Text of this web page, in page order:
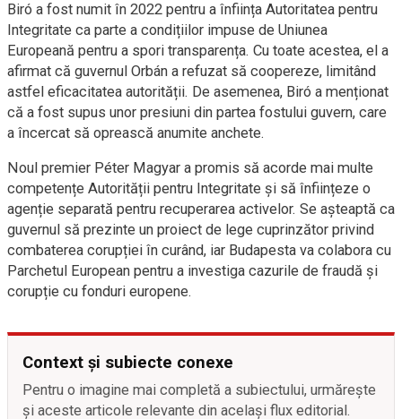
Biró a fost numit în 2022 pentru a înființa Autoritatea pentru
Integritate ca parte a condițiilor impuse de Uniunea
Europeană pentru a spori transparența. Cu toate acestea, el a
afirmat că guvernul Orbán a refuzat să coopereze, limitând
astfel eficacitatea autorității. De asemenea, Biró a menționat
că a fost supus unor presiuni din partea fostului guvern, care
a încercat să oprească anumite anchete.
Noul premier Péter Magyar a promis să acorde mai multe
competențe Autorității pentru Integritate și să înființeze o
agenție separată pentru recuperarea activelor. Se așteaptă ca
guvernul să prezinte un proiect de lege cuprinzător privind
combaterea corupției în curând, iar Budapesta va colabora cu
Parchetul European pentru a investiga cazurile de fraudă și
corupție cu fonduri europene.
Context și subiecte conexe
Pentru o imagine mai completă a subiectului, urmărește
și aceste articole relevante din același flux editorial.